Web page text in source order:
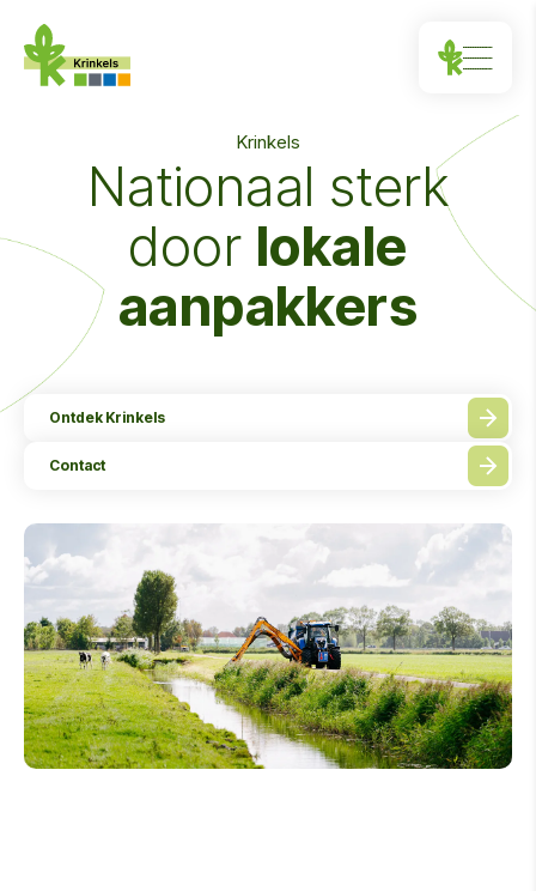
Krinkels
Nationaal sterk
door lokale
aanpakkers
Ontdek Krinkels
Contact